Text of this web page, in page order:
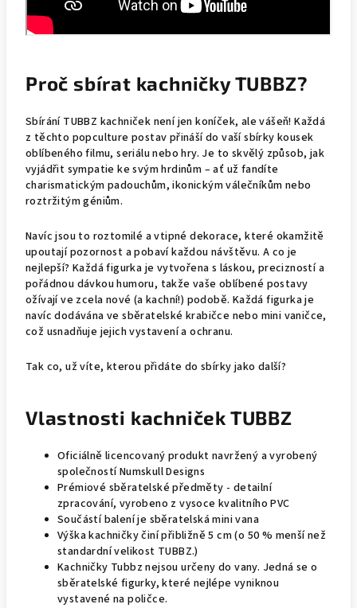
Proč sbírat kachničky TUBBZ?
Sbírání TUBBZ kachniček není jen koníček, ale vášeň! Každá
z těchto popculture postav přináší do vaší sbírky kousek
oblíbeného filmu, seriálu nebo hry. Je to skvělý způsob, jak
vyjádřit sympatie ke svým hrdinům – ať už fandíte
charismatickým padouchům, ikonickým válečníkům nebo
roztržitým géniům.
Navíc jsou to roztomilé a vtipné dekorace, které okamžitě
upoutají pozornost a pobaví každou návštěvu. A co je
nejlepší? Každá figurka je vytvořena s láskou, precizností a
pořádnou dávkou humoru, takže vaše oblíbené postavy
ožívají ve zcela nové (a kachní!) podobě. Každá figurka je
navíc dodávána ve sběratelské krabičce nebo mini vaničce,
což usnadňuje jejich vystavení a ochranu.
Tak co, už víte, kterou přidáte do sbírky jako další?
Vlastnosti kachniček TUBBZ
Oficiálně licencovaný produkt navržený a vyrobený
společností Numskull Designs
Prémiové sběratelské předměty - detailní
zpracování, vyrobeno z vysoce kvalitního PVC
Součástí balení je sběratelská mini vana
Výška kachničky činí přibližně 5 cm (o 50 % menší než
standardní velikost TUBBZ.)
Kachničky Tubbz nejsou určeny do vany. Jedná se o
sběratelské figurky, které nejlépe vyniknou
vystavené na poličce.